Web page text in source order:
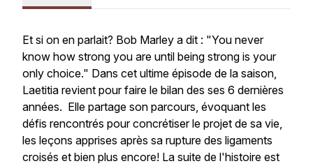
Et si on en parlait? Bob Marley a dit : "You never
know how strong you are until being strong is your
only choice." Dans cet ultime épisode de la saison,
Laetitia revient pour faire le bilan des ses 6 dernières
années. Elle partage son parcours, évoquant les
défis rencontrés pour concrétiser le projet de sa vie,
les leçons apprises après sa rupture des ligaments
croisés et bien plus encore! La suite de l'histoire est